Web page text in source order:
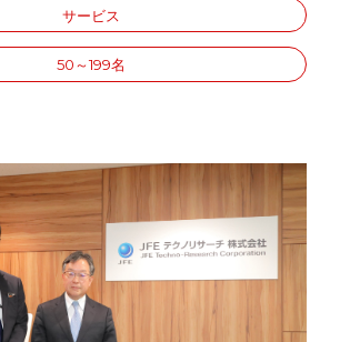
サービス
50～199名